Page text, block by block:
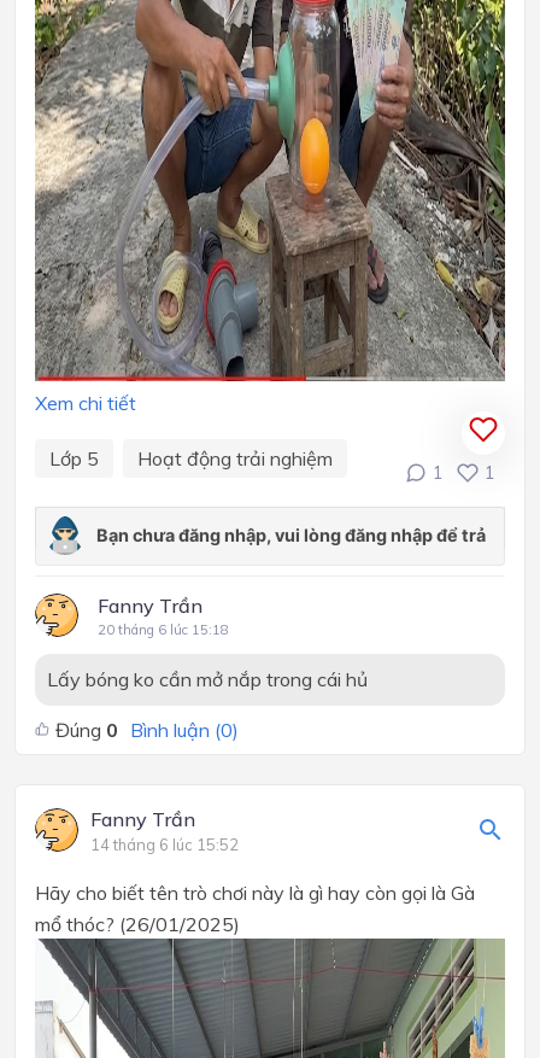
Xem chi tiết
Lớp 5 Hoạt động trải nghiệm
1 1
Fanny Trần
20 tháng 6 lúc 15:18
Lấy bóng ko cần mở nắp trong cái hủ
Đúng 0 Bình luận (0)
Fanny Trần
14 tháng 6 lúc 15:52
Hãy cho biết tên trò chơi này là gì hay còn gọi là Gà
mổ thóc? (26/01/2025)